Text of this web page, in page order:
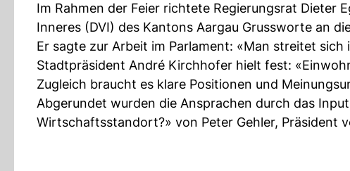
Im Rahmen der Feier richtete Regierungsrat Dieter
Inneres (DVI) des Kantons Aargau Grussworte an
Er sagte zur Arbeit im Parlament: «Man streitet
Stadtpräsident André Kirchhofer hielt fest:
Zugleich braucht es klare Positionen und
Abgerundet wurden die Ansprachen durch das
Wirtschaftsstandort?» von Peter Gehler, Präsident